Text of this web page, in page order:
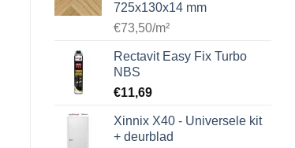
725x130x14 mm
€73,50/m²
Rectavit Easy Fix Turbo
NBS
€11,69
Xinnix X40 - Universele kit
+ deurblad